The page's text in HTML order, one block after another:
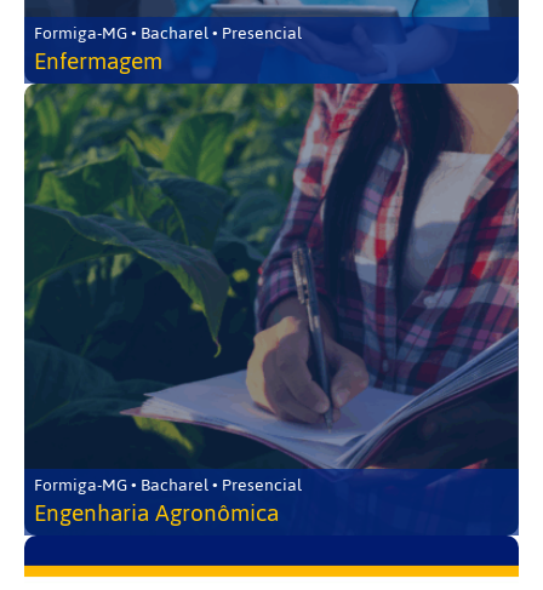
Formiga-MG • Bacharel • Presencial
Enfermagem
Formiga-MG • Bacharel • Presencial
Engenharia Agronômica